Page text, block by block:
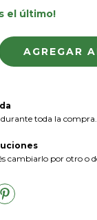
el último!
toda la compra.
cambiarlo por otro o